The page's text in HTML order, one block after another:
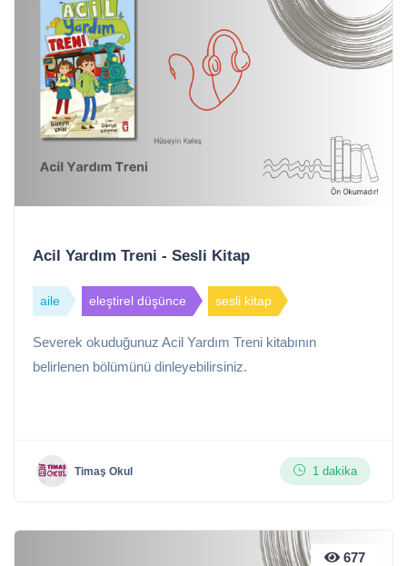
Acil Yardım Treni - Sesli Kitap
aile eleştirel düşünce sesli kitap
Severek okuduğunuz Acil Yardım Treni kitabının
belirlenen bölümünü dinleyebilirsiniz.
Timaş Okul 1 dakika
677